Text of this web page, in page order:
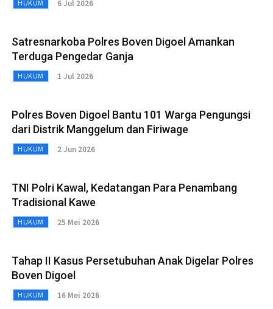
HUKUM 6 Jul 2026
Satresnarkoba Polres Boven Digoel Amankan
Terduga Pengedar Ganja
HUKUM 1 Jul 2026
Polres Boven Digoel Bantu 101 Warga Pengungsi
dari Distrik Manggelum dan Firiwage
HUKUM 2 Jun 2026
TNI Polri Kawal, Kedatangan Para Penambang
Tradisional Kawe
HUKUM 25 Mei 2026
Tahap II Kasus Persetubuhan Anak Digelar Polres
Boven Digoel
HUKUM 16 Mei 2026